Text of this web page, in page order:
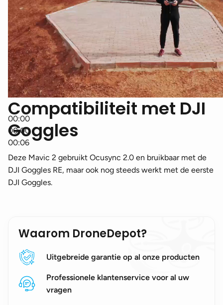
00:00
00:00
00:06
Compatibiliteit met DJI
Goggles
Deze Mavic 2 gebruikt Ocusync 2.0 en bruikbaar met de
DJI Goggles RE, maar ook nog steeds werkt met de eerste
DJI Goggles.
Waarom DroneDepot?
Uitgebreide garantie op al onze producten
Professionele klantenservice voor al uw
vragen